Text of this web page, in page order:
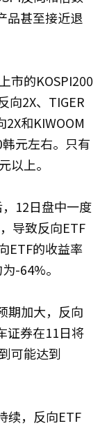
甚至接近退
市的KOSPI200
向2X、TIGER
2X和KIWOOM
元左右。只有
以上。
12日盘中一度
导致反向ETF
ETF的收益率
-64%。
期加大，反向
证券在11日将
可能达到
续，反向ETF